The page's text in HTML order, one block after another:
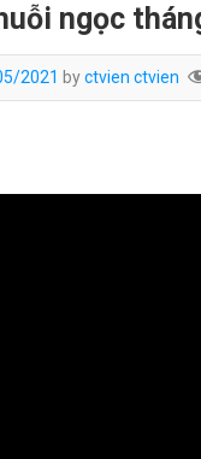
ngọc
2021 byctvien ctvien